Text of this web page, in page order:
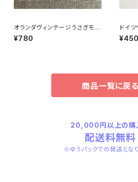
オランダヴィンテージうさぎモチ
ーフプラパーツ30個セットNo6
¥780
ドイ
ワイ
¥450
商品一覧に戻る
20,000円以上の購
配送料無料
※ゆうパックでの発送とな